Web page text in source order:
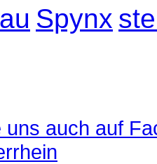
Spynx
uns auch auf